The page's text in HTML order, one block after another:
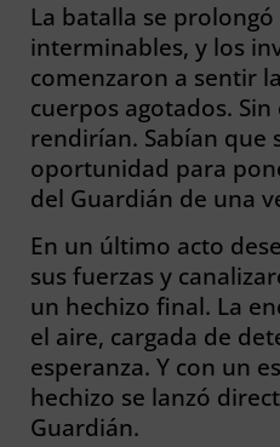
La batalla se
interminables, y los
comenzaron a sentir
cuerpos agotados.
rendirían. Sabían que
oportunidad para
del Guardián de una
En un último acto
sus fuerzas y
un hechizo final. La
el aire, cargada de
esperanza. Y con un
hechizo se lanzó
Guardián.